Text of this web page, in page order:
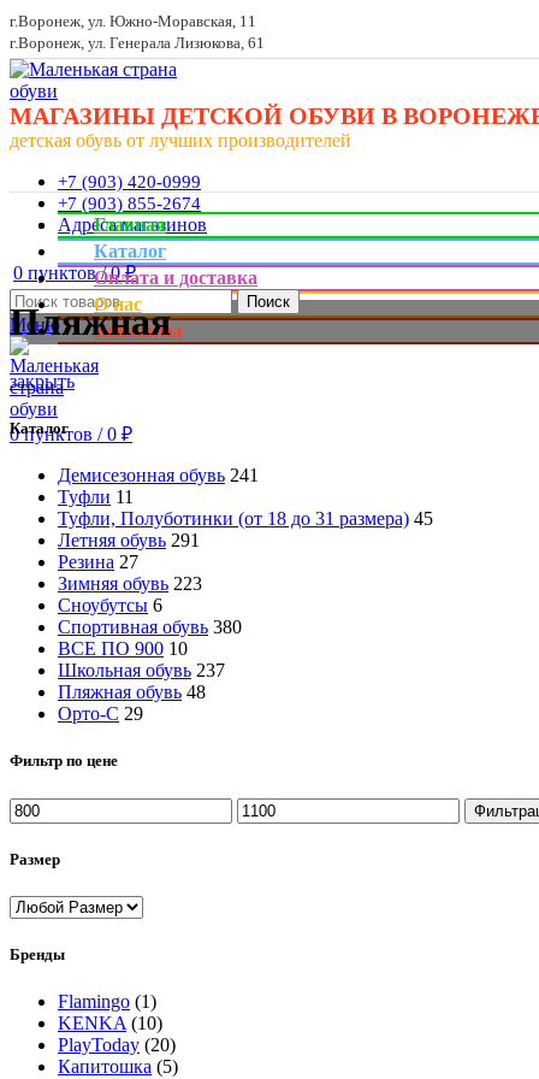
г.Воронеж, ул. Южно-Моравская, 11
г.Воронеж, ул. Генерала Лизюкова, 61
МАГАЗИНЫ ДЕТСКОЙ ОБУВИ В
детская обувь от лучших производителей
+7 (903) 420-0999
+7 (903) 855-2674
Адреса магазинов
0 пунктов / 0₽
Поиск
Меню
0пунктов / 0 ₽
Главная
Каталог
Оплата и доставка
О нас
Контакты
Пляжная
закрыть
Каталог
Демисезонная обувь 241
Туфли 11
Туфли, Полуботинки (от 18 до 31 размера) 45
Летняя обувь 291
Резина 27
Зимняя обувь 223
Сноубутсы 6
Спортивная обувь 380
ВСЕ ПО 900 10
Школьная обувь 237
Пляжная обувь 48
Орто-С 29
Фильтр по цене
Минимальная
цена
Максимальная
цена
Размер
Бренды
Flamingo (1)
KENKA (10)
PlayToday (20)
Капитошка (5)